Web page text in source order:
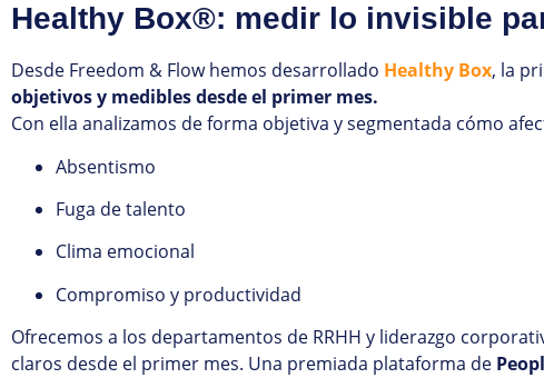
Healthy Box®: medir lo invisible
Desde Freedom & Flow hemos desarrollado Healthy Box, la
objetivos y medibles desde el primer mes.
Con ella analizamos de forma objetiva y segmentada cómo
Absentismo
Fuga de talento
Clima emocional
Compromiso y productividad
Ofrecemos a los departamentos de RRHH y liderazgo
claros desde el primer mes. Una premiada plataforma de